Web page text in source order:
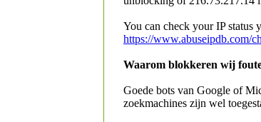
You can check your IP status
https://www.abuseipdb.com/
Waarom blokkeren wij
Goede bots van Google of
zoekmachines zijn wel